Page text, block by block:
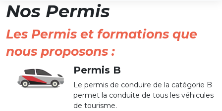
Nos Permis
Les Permis et formations que
nous proposons :
Permis B
Le permis de conduire de la catégorie B
permet la conduite de tous les véhicules
de tourisme.